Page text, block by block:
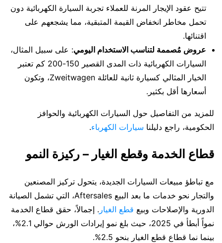
تتيح عقود الإيجار المرنة للعملاء تجربة السيارة الكهربائية دون
تحمل مخاطر انخفاض القيمة المتبقية، مما يشجعهم على
اقتنائها.
عروض مُصممة لتناسب الاستخدام اليومي: على سبيل المثال،
السيارات الكهربائية ذات المدى القصير 150-200 كم تعتبر
الخيار المثالي كسيارة ثانية للعائلة Zweitwagen، وتكون
أسعارها أقل بكثير.
للمزيد من التفاصيل حول السيارات الكهربائية والحوافز
الحكومية، راجع دليلنا سيارات الكهرباء.
قطاع الخدمة وقطع الغيار – ركيزة النمو
مع تباطؤ مبيعات السيارات الجديدة، يتحول تركيز المصنعين
والتجار نحو خدمات ما بعد البيع Aftersales، التي تشمل الصيانة
الدورية والإصلاحات وبيع قطع الغيار . إجمالاً، حقق قطاع الخدمة
نمواً أبطأ في 2025، حيث بلغ نمو إيرادات الورش حوالي 2.1%،
بينما نما قطاع قطع الغيار بنحو 2.5%.